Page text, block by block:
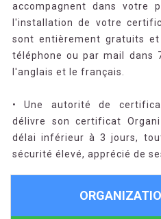
accompagnent dans votre
l'installation de votre
sont entièrement gratuits
téléphone ou par mail dans
l'anglais et le français.
• Une autorité de
délivre son certificat
délai inférieur à 3 jours,
sécurité élevé, apprécié de